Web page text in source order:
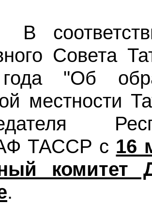
Совета
"Об
местности
ТАССР с 16
комитет
.